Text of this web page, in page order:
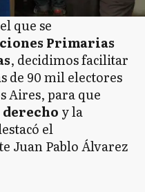
que se
Primarias
, decidimos facilitar
de 90 mil electores
Aires, para que
derecho y la
el
Juan Pablo Álvarez